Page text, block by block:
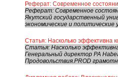
Реферат: Современное
Реферат: Современное
Якутский государственный
экономические и политические
Статья: Насколько эффективна
Статья: Насколько
Генеральный директор РА
Продовольствия.PROD